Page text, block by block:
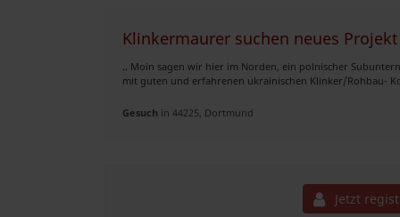
Klinkermaurer suchen neues Projekt
.. Moin sagen wir hier im Norden, ein polnischer
mit guten und erfahrenen ukrainischen Klinker/Rohbau-
Gesuch in 44225, Dortmund
Jetzt